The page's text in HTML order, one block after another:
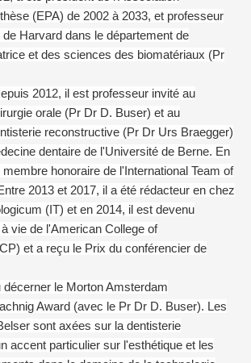
(EPA) de 2002 à 2033, et professeur
Harvard dans le département de
et des sciences des biomatériaux (Pr
2012, il est professeur invité au
orale (Pr Dr D. Buser) et au
reconstructive (Pr Dr Urs Braegger)
dentaire de l'Université de Berne. En
honoraire de l'International Team of
2013 et 2017, il a été rédacteur en chez
(IT) et en 2014, il est devenu
vie de l'American College of
et a reçu le Prix du conférencier de
le Morton Amsterdam
Award (avec le Pr Dr D. Buser). Les
sont axées sur la dentisterie
accent particulier sur l'esthétique et les